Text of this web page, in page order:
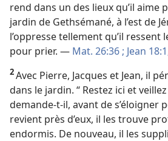
rend dans un des lieux qu’il aime
jardin de Gethsémané, à l’est de
l’oppresse tellement qu’il ressent
pour prier. — Mat. 26:36 ; Jean
2Avec Pierre, Jacques et Jean, il
dans le jardin. “ Restez ici et
demande-​t-​il, avant de s’éloigner
revient près d’eux, il les trouve
endormis. De nouveau, il les